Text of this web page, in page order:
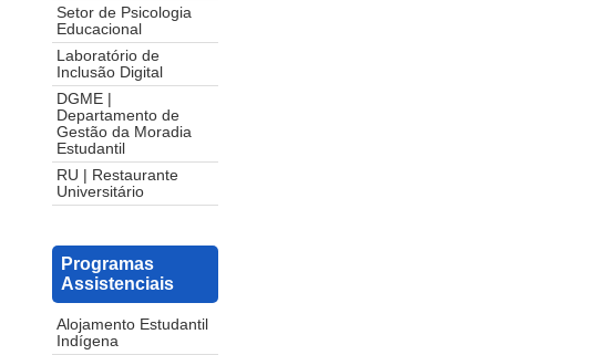
Setor de Psicologia
Educacional
Laboratório de
Inclusão Digital
DGME |
Departamento de
Gestão da Moradia
Estudantil
RU | Restaurante
Universitário
Programas
Assistenciais
Alojamento Estudantil
Indígena